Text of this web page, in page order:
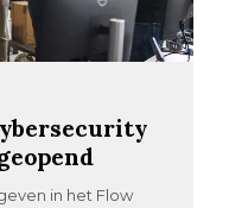
in het Flow